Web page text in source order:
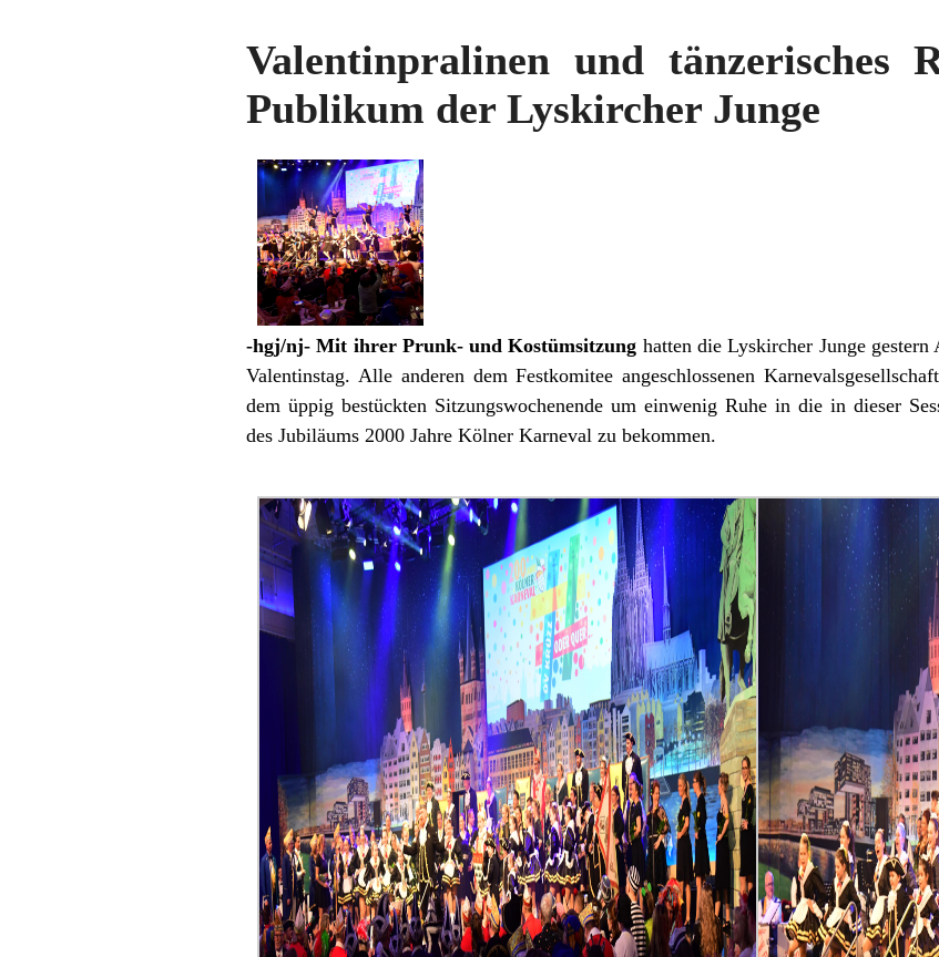
Valentinpralinen und tänzerisches
Publikum der Lyskircher Junge
-hgj/nj- Mit ihrer Prunk- und Kostümsitzung hatten die Lyskircher Junge
Valentinstag. Alle anderen dem Festkomitee angeschlossenen
dem üppig bestückten Sitzungswochenende um einwenig Ruhe in die in dieser
des Jubiläums 2000 Jahre Kölner Karneval zu bekommen.